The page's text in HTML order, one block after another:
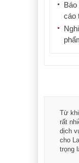
cáo
Từ
rất
dịch
cho
trọng